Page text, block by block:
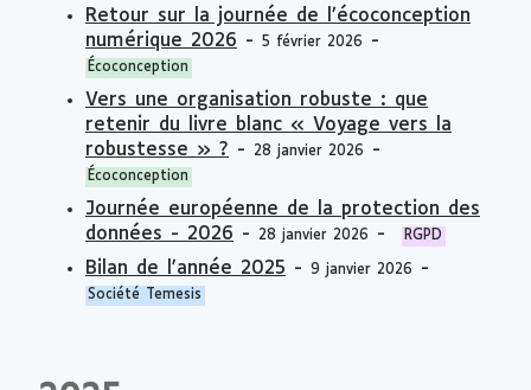
Retour sur la journée de l’écoconception
numérique 2026 - 5 février 2026 -
Écoconception
Vers une organisation robuste : que
retenir du livre blanc « Voyage vers la
robustesse » ? - 28 janvier 2026 -
Écoconception
Journée européenne de la protection des
données - 2026 - 28 janvier 2026 - RGPD
Bilan de l'année 2025 - 9 janvier 2026 -
Société Temesis